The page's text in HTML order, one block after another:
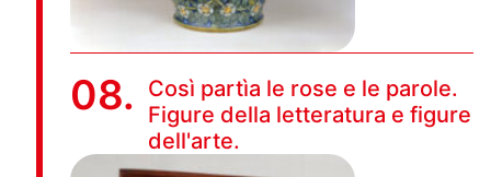
08.
Così partìa le rose e le parole.
Figure della letteratura e figure
dell'arte.